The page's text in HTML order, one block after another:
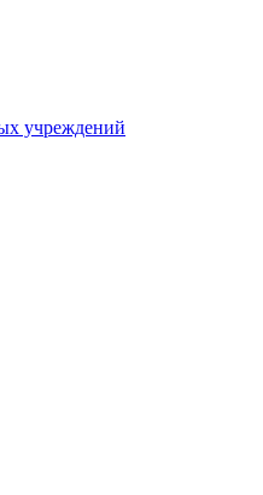
учреждений